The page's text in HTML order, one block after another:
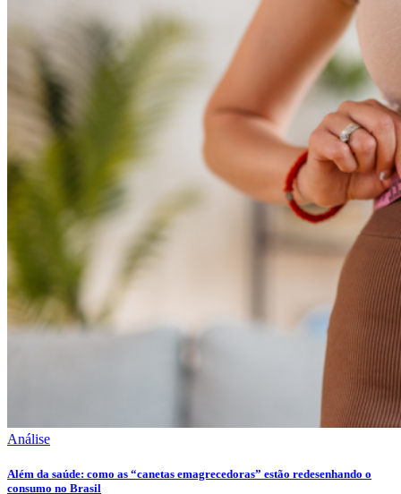
Análise
Além da saúde: como as “canetas emagrecedoras” estão redesenhando o
consumo no Brasil